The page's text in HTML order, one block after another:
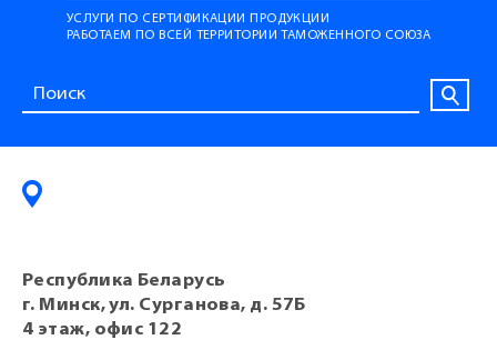
УСЛУГИ ПО СЕРТИФИКАЦИИ ПРОДУКЦИИ
РАБОТАЕМ ПО ВСЕЙ ТЕРРИТОРИИ ТАМОЖЕННОГО СОЮЗА
Республика Беларусь
г. Минск, ул. Сурганова, д. 57Б
4 этаж, офис 122